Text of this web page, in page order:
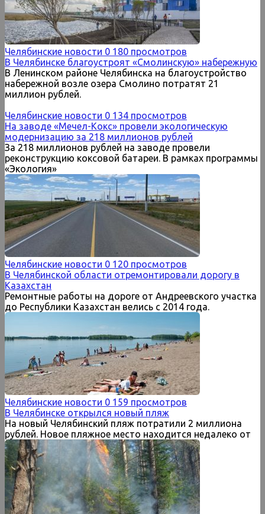
Челябинские новости 0 180 просмотров
В Челябинске благоустроят «Смолинскую» набережную
В Ленинском районе Челябинска на благоустройство
набережной возле озера Смолино потратят 21
миллион рублей.
Челябинские новости 0 134 просмотров
На заводе «Мечел-Кокс» провели экологическую
модернизацию за 218 миллионов рублей
За 218 миллионов рублей на заводе провели
реконструкцию коксовой батареи. В рамках программы
«Экология»
Челябинские новости 0 120 просмотров
В Челябинской области отремонтировали дорогу в
Казахстан
Ремонтные работы на дороге от Андреевского участка
до Республики Казахстан велись с 2014 года.
Челябинские новости 0 159 просмотров
В Челябинске открылся новый пляж
На новый Челябинский пляж потратили 2 миллиона
рублей. Новое пляжное место находится недалеко от